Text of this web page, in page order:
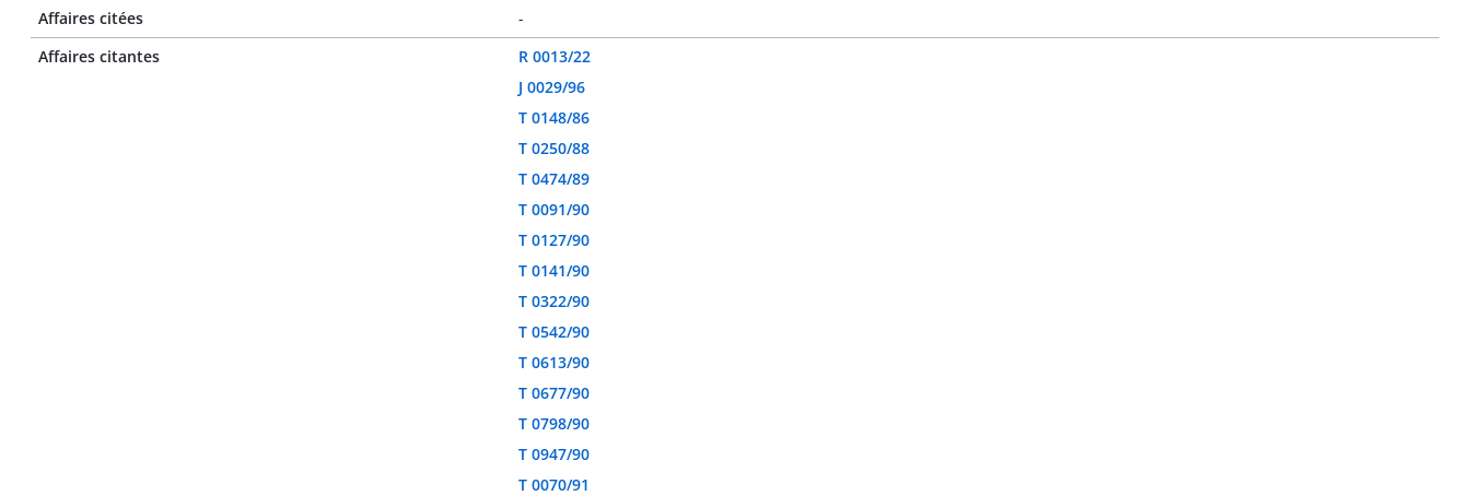
Affaires citées
-
Affaires citantes
R 0013/22
J 0029/96
T 0148/86
T 0250/88
T 0474/89
T 0091/90
T 0127/90
T 0141/90
T 0322/90
T 0542/90
T 0613/90
T 0677/90
T 0798/90
T 0947/90
T 0070/91